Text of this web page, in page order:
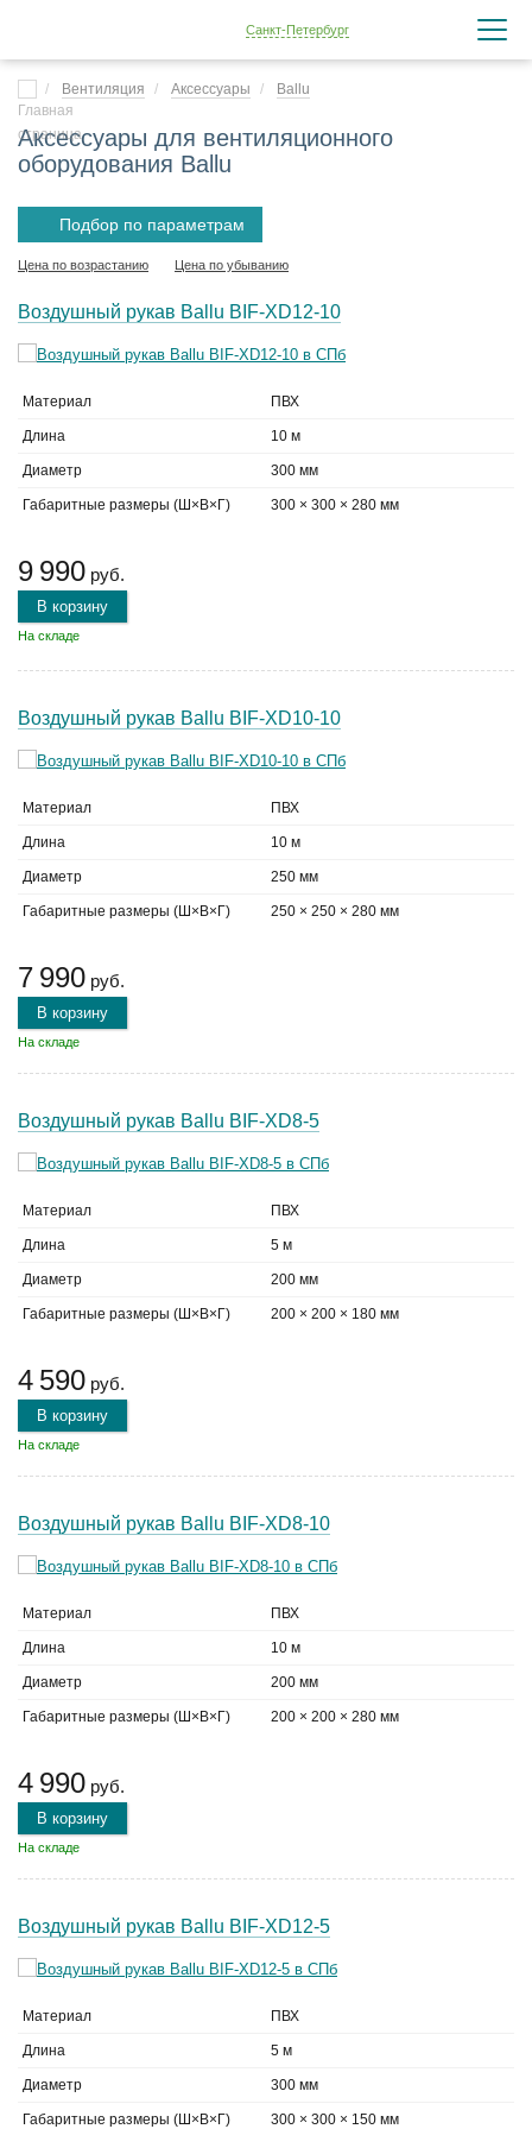
Санкт-Петербург
Вентиляция Аксессуары Ballu
Аксессуары для вентиляционного
оборудования Ballu
Подбор по параметрам
Цена по возрастанию Цена по убыванию
Воздушный рукав Ballu BIF-XD12-10
Материал ПВХ
Длина 10 м
Диаметр 300 мм
Габаритные размеры (Ш×В×Г) 300 × 300 × 280 мм
9 990 руб.
В корзину
На складе
Воздушный рукав Ballu BIF-XD10-10
Материал ПВХ
Длина 10 м
Диаметр 250 мм
Габаритные размеры (Ш×В×Г) 250 × 250 × 280 мм
7 990 руб.
В корзину
На складе
Воздушный рукав Ballu BIF-XD8-5
Материал ПВХ
Длина 5 м
Диаметр 200 мм
Габаритные размеры (Ш×В×Г) 200 × 200 × 180 мм
4 590 руб.
В корзину
На складе
Воздушный рукав Ballu BIF-XD8-10
Материал ПВХ
Длина 10 м
Диаметр 200 мм
Габаритные размеры (Ш×В×Г) 200 × 200 × 280 мм
4 990 руб.
В корзину
На складе
Воздушный рукав Ballu BIF-XD12-5
Материал ПВХ
Длина 5 м
Диаметр 300 мм
Габаритные размеры (Ш×В×Г) 300 × 300 × 150 мм